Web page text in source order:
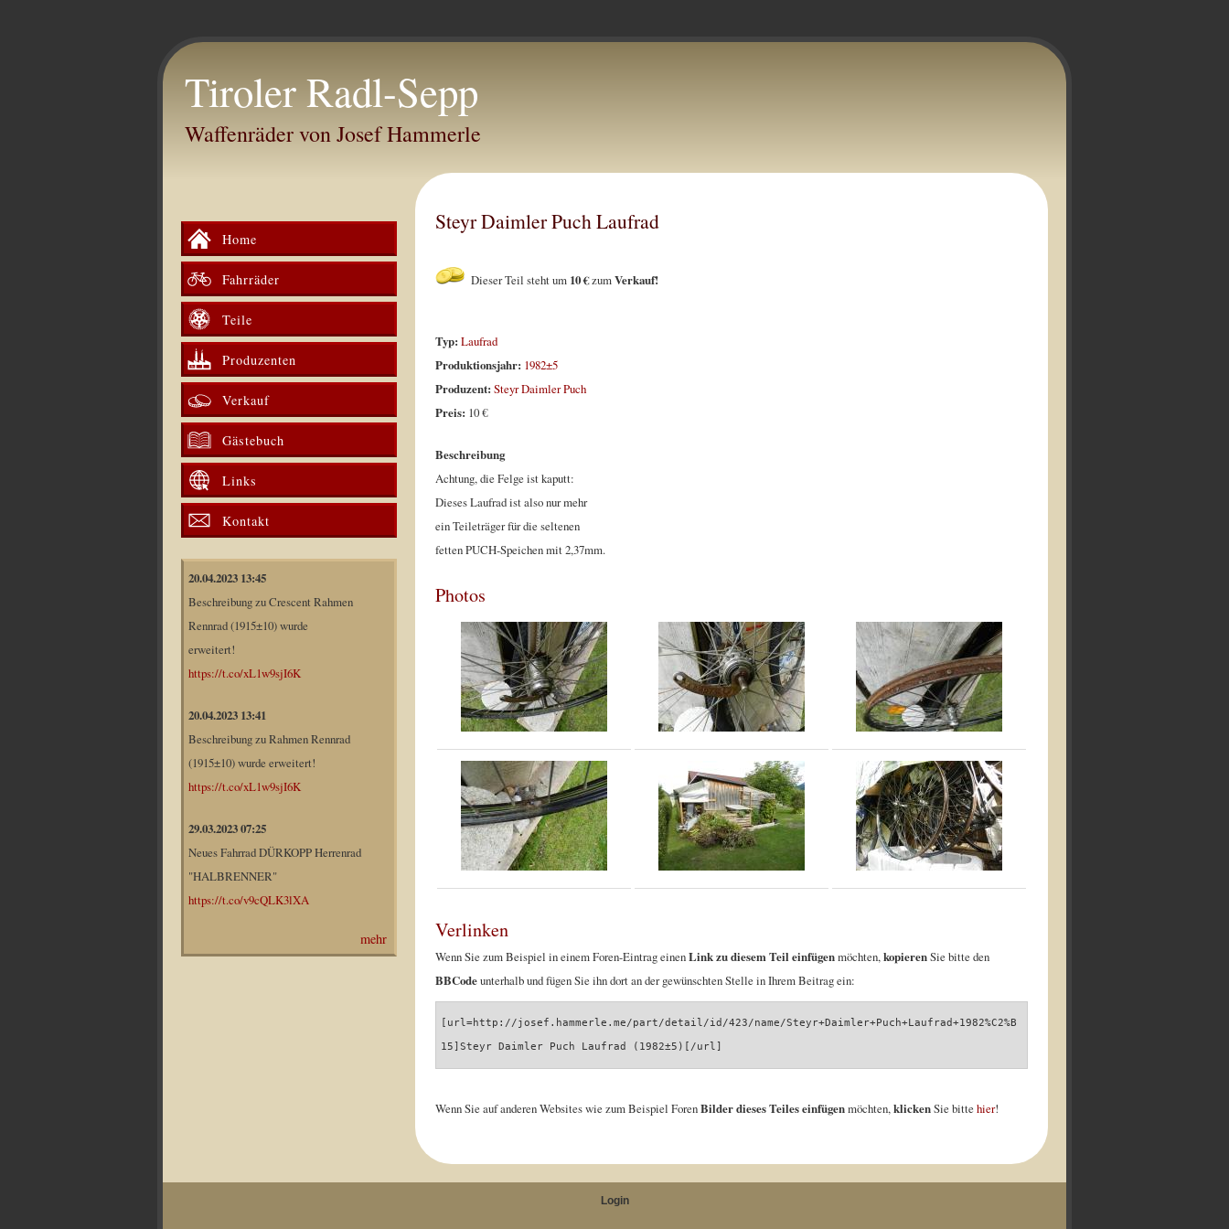
Tiroler Radl-Sepp
Waffenräder von Josef Hammerle
Home
Fahrräder
Teile
Produzenten
Verkauf
Gästebuch
Links
Kontakt
20.04.2023 13:45
Beschreibung zu Crescent Rahmen
Rennrad (1915±10) wurde
erweitert!
https://t.co/xL1w9sjI6K
20.04.2023 13:41
Beschreibung zu Rahmen Rennrad
(1915±10) wurde erweitert!
https://t.co/xL1w9sjI6K
29.03.2023 07:25
Neues Fahrrad DÜRKOPP Herrenrad
"HALBRENNER"
https://t.co/v9cQLK3lXA
mehr
Steyr Daimler Puch Laufrad
Dieser Teil steht um 10 €zumVerkauf!
Typ: Laufrad
Produktionsjahr: 1982±5
Produzent: Steyr Daimler Puch
Preis: 10 €
Beschreibung
Achtung, die Felge ist kaputt:
Dieses Laufrad ist also nur mehr
ein Teileträger für die seltenen
fetten PUCH-Speichen mit 2,37mm.
Photos
Verlinken
Wenn Sie zum Beispiel in einem Foren-Eintrag einenLink zu diesem Teil einfügenmöchten,kopierenSie bitte den
BBCodeunterhalb und fügen Sie ihn dort an der gewünschten Stelle in Ihrem Beitrag ein:
[url=http://josef.hammerle.me/part/detail/id/423/name/Steyr+Daimler+Puch+Laufrad+1982%C2%B
15]Steyr Daimler Puch Laufrad (1982±5)[/url]
Wenn Sie auf anderen Websites wie zum Beispiel ForenBilder dieses Teiles einfügenmöchten,klickenSie bittehier!
Login